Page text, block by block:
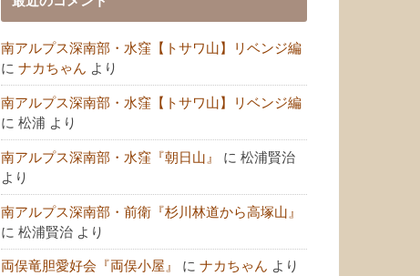
南アルプス深南部・水窪【トサワ山】リベンジ編
に ナカちゃん より
南アルプス深南部・水窪【トサワ山】リベンジ編
に 松浦 より
南アルプス深南部・水窪『朝日山』 に 松浦賢治
より
南アルプス深南部・前衛『杉川林道から高塚山』
に 松浦賢治 より
両俣竜胆愛好会『両俣小屋』 に ナカちゃん より